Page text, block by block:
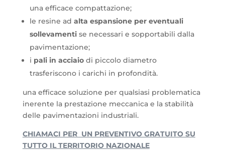
una efficace compattazione;
le resine ad alta espansione per eventuali
sollevamentise necessari e sopportabili dalla
pavimentazione;
i pali in acciaiodi piccolo diametro
trasferiscono i carichi in profondità.
una efficace soluzione per qualsiasi problematica
inerente la prestazione meccanica e la stabilità
delle pavimentazioni industriali.
CHIAMACI PER UN PREVENTIVO GRATUITO SU
TUTTO IL TERRITORIO NAZIONALE